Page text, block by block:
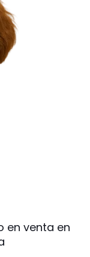
en venta en